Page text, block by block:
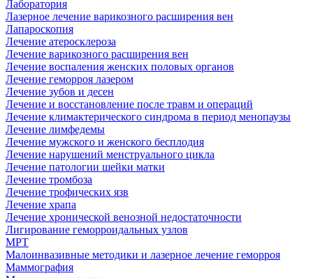
Лаборатория
Лазерное лечение варикозного расширения вен
Лапароскопия
Лечение атеросклероза
Лечение варикозного расширения вен
Лечение воспаления женских половых органов
Лечение геморроя лазером
Лечение зубов и десен
Лечение и восстановление после травм и операций
Лечение климактерического синдрома в период менопаузы
Лечение лимфедемы
Лечение мужского и женского бесплодия
Лечение нарушений менструального цикла
Лечение патологии шейки матки
Лечение тромбоза
Лечение трофических язв
Лечение храпа
Лечение хронической венозной недостаточности
Лигирование геморроидальных узлов
МРТ
Малоинвазивные методики и лазерное лечение геморроя
Маммография